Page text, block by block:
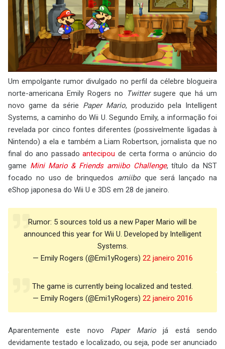
Um empolgante rumor divulgado no perfil da célebre blogueira
norte-americana Emily Rogers no
Twittersugere que há um
novo game da série Paper Mario, produzido pela Intelligent
Systems, a caminho do Wii U. Segundo Emily, a informação foi
revelada por cinco fontes diferentes (possivelmente ligadas à
Nintendo) a ela e também a Liam Robertson, jornalista que no
final do ano passadoantecipou de certa forma o anúncio do
game Mini Mario & Friends amiibo Challenge, título da NST
focado no uso de brinquedos amiiboque será lançado na
eShop japonesa do Wii U e 3DS em 28 de janeiro.
Rumor: 5 sources told us a new Paper Mario will be
announced this year for Wii U. Developed by Intelligent
Systems.
— Emily Rogers (@Emi1yRogers) 22 janeiro 2016
The game is currently being localized and tested.
— Emily Rogers (@Emi1yRogers) 22 janeiro 2016
Aparentemente este novo Paper Mariojá está sendo
devidamente testado e localizado, ou seja, pode ser anunciado